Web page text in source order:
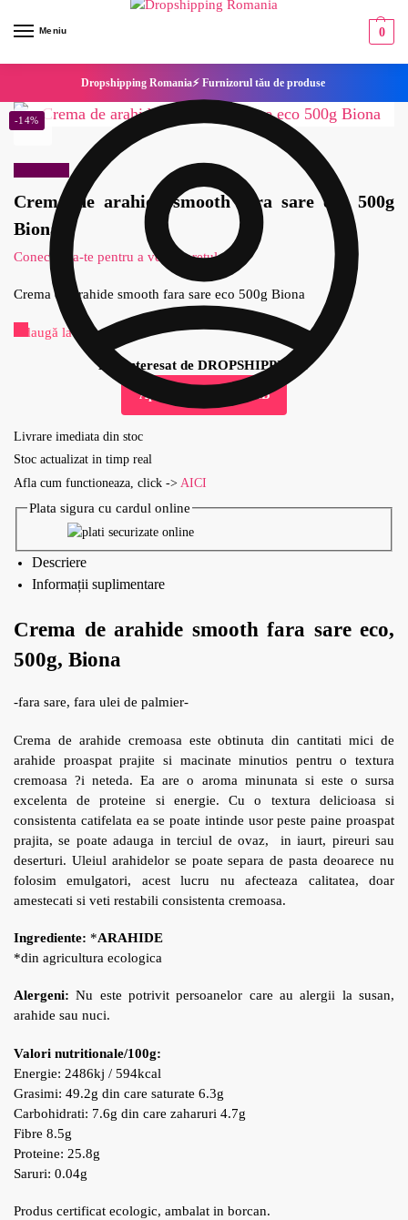
Meniu 0
Dropshipping Romania⚡ Furnizorul tău de produse
Crema de arahide smooth fara sare eco 500g
Biona
Conecteaza-te pentru a vedea pretul
-14%
Crema de arahide smooth fara sare eco 500g Biona
Adaugă la Favorite
Esti interesat de DROPSHIPPING?
Aplica pentru cont B2B
Livrare imediata din stoc
Stoc actualizat in timp real
Afla cum functioneaza, click -> AICI
Plata sigura cu cardul online
Descriere
Informații suplimentare
Crema de arahide smooth fara sare eco,
500g, Biona
-fara sare, fara ulei de palmier-
Crema de arahide cremoasa este obtinuta din cantitati mici de
arahide proaspat prajite si macinate minutios pentru o textura
cremoasa ?i neteda. Ea are o aroma minunata si este o sursa
excelenta de proteine si energie. Cu o textura delicioasa si
consistenta catifelata ea se poate intinde usor peste paine proaspat
prajita, se poate adauga in terciul de ovaz, in iaurt, pireuri sau
deserturi. Uleiul arahidelor se poate separa de pasta deoarece nu
folosim emulgatori, acest lucru nu afecteaza calitatea, doar
amestecati si veti restabili consistenta cremoasa.
Ingrediente: *ARAHIDE
*din agricultura ecologica
Alergeni: Nu este potrivit persoanelor care au alergii la susan,
arahide sau nuci.
Valori nutritionale/100g:
Energie: 2486kj / 594kcal
Grasimi: 49.2g din care saturate 6.3g
Carbohidrati: 7.6g din care zaharuri 4.7g
Fibre 8.5g
Proteine: 25.8g
Saruri: 0.04g
Produs certificat ecologic, ambalat in borcan.